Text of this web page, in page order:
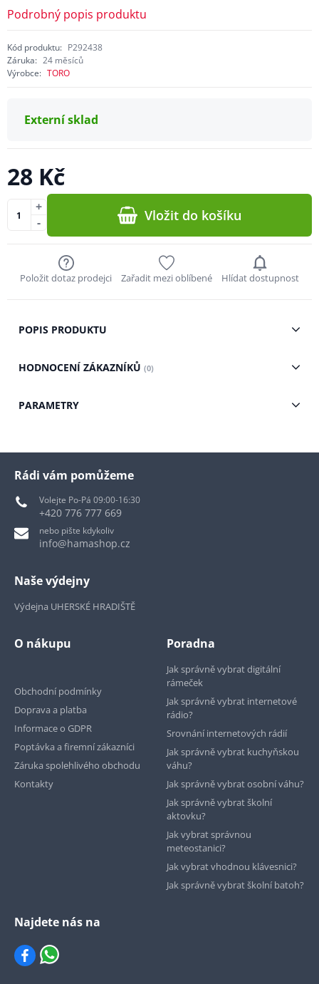
Podrobný popis produktu
Kód produktu: P292438
Záruka: 24 měsíců
Výrobce: TORO
Externí sklad
28 Kč
-
+ Vložit do košíku
Položit dotaz prodejci Zařadit mezi oblíbené Hlídat dostupnost
POPIS PRODUKTU
HODNOCENÍ ZÁKAZNÍKŮ (0)
PARAMETRY
Rádi vám pomůžeme
Volejte Po-Pá 09:00-16:30
+420 776 777 669
nebo pište kdykoliv
info@hamashop.cz
Naše výdejny
Výdejna UHERSKÉ HRADIŠTĚ
O nákupu
Obchodní podmínky
Doprava a platba
Informace o GDPR
Poptávka a firemní zákazníci
Záruka spolehlivého obchodu
Kontakty
Poradna
Jak správně vybrat digitální
rámeček
Jak správně vybrat internetové
rádio?
Srovnání internetových rádií
Jak správně vybrat kuchyňskou
váhu?
Jak správně vybrat osobní váhu?
Jak správně vybrat školní
aktovku?
Jak vybrat správnou
meteostanici?
Jak vybrat vhodnou klávesnici?
Jak správně vybrat školní batoh?
Najdete nás na